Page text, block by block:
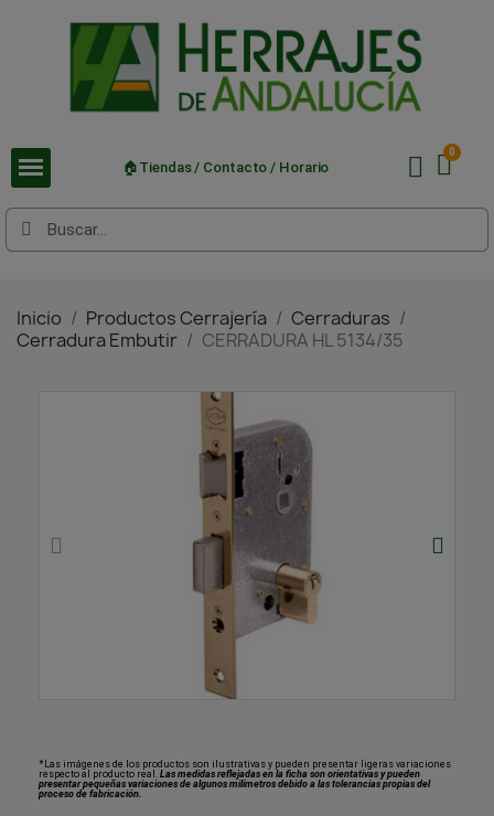
🏠Tiendas / Contacto / Horario
Inicio Productos Cerrajería
Cerraduras
Cerradura Embutir
CERRADURA HL 5134/35
*Las imágenes de los productos son ilustrativas y pueden presentar ligeras variaciones
respecto al producto real. Las medidas reflejadas en la ficha son orientativas y pueden
presentar pequeñas variaciones de algunos milímetros debido a las tolerancias propias del
proceso de fabricación.